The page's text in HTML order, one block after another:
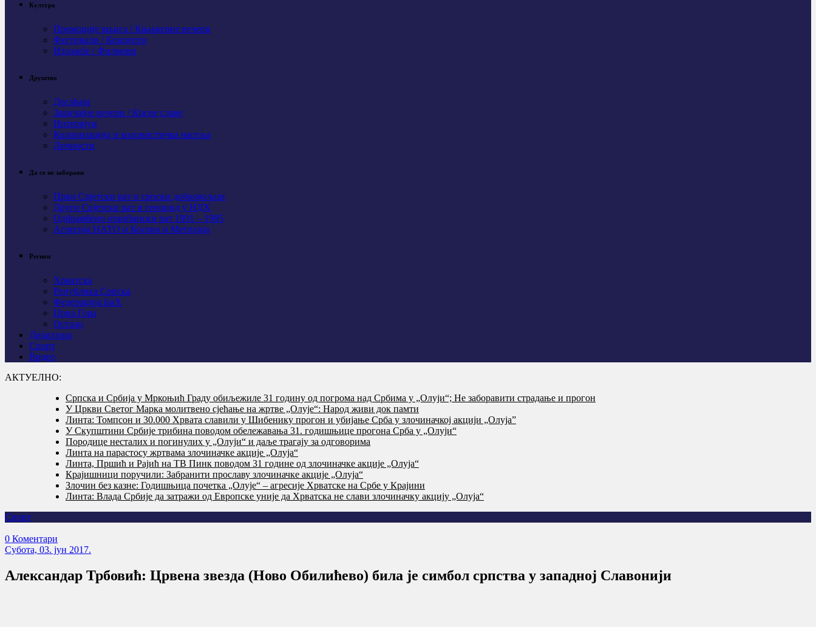
Култура
Промоције књига / Књижевне вечери
Фестивали / Концерти
Изложбе / Филмови
Друштво
Догађаји
Завичајне вечери / Крсне славе
Интервјуи
Колонизација и колонистичка насеља
Личности
Да се не заборави
Први Свјeтски рат и српски добровољци
Други Свјетски рат и геноцид у НДХ
Одбрамбено отаџбински рат 1991 – 1995
Агресија НАТО и Косово и Метохија
Регион
Хрватска
Република Српска
Федерација БиХ
Црна Гора
Остало
Дијаспора
Спорт
Видео
АКТУЕЛНО:
Српска и Србија у Мркоњић Граду обиљежиле 31 годину од погрома над Србима у „Олуји“; Не заборавити страдање и прогон
У Цркви Светог Марка молитвено сјећање на жртве „Олује“: Народ живи док памти
Линта: Томпсон и 30.000 Хрвата славили у Шибенику прогон и убијање Срба у злочиначкој акцији „Олуја”
У Скупштини Србије трибина поводом обележавања 31. годишњице прогона Срба у „Олуји“
Породице несталих и погинулих у „Олуји“ и даље трагају за одговорима
Линта на парастосу жртвама злочиначке акције „Олуја“
Линта, Пршић и Рајић на ТВ Пинк поводом 31 године од злочиначке акције „Олуја“
Крајишници поручили: Забранити прославу злочиначке акције „Олуја“
Злочин без казне: Годишњица почетка „Олује“ – агресије Хрватске на Србе у Крајини
Линта: Влада Србије да затражи од Европске уније да Хрватска не слави злочиначку акцију „Олуја“
Спорт
0 Коментари
Субота, 03. јун 2017.
Александар Трбовић: Црвена звезда (Ново Обилићево) била је симбол српства у западној Славонији